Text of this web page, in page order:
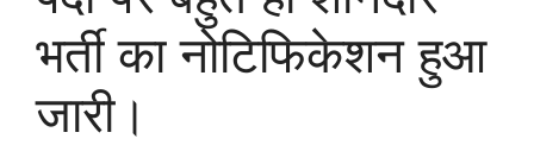
भर्ती का नोटिफिकेशन हुआ
जारी।